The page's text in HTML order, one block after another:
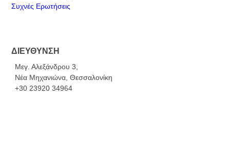
Συχνές Ερωτήσεις
ΔΙΕΥΘΥΝΣΗ
Μεγ. Αλεξάνδρου 3,
Νέα Μηχανιώνα, Θεσσαλονίκη
+30 23920 34964